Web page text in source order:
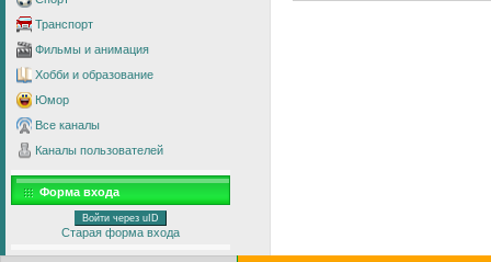
Транспорт
Фильмы и анимация
Хобби и образование
Юмор
Все каналы
Каналы пользователей
Форма входа
Войти через uID
Старая форма входа